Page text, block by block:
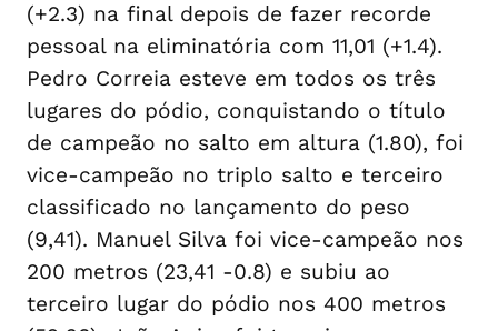
(+2.3) na final depois de fazer recorde
pessoal na eliminatória com 11,01 (+1.4).
Pedro Correia esteve em todos os três
lugares do pódio, conquistando o título
de campeão no salto em altura (1.80), foi
vice-campeão no triplo salto e terceiro
classificado no lançamento do peso
(9,41). Manuel Silva foi vice-campeão nos
200 metros (23,41 -0.8) e subiu ao
terceiro lugar do pódio nos 400 metros